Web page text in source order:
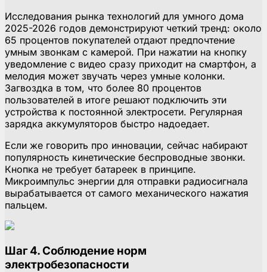
Исследования рынка технологий для умного дома
2025-2026 годов демонстрируют четкий тренд: около
65 процентов покупателей отдают предпочтение
умным звонкам с камерой. При нажатии на кнопку
уведомление с видео сразу приходит на смартфон, а
мелодия может звучать через умные колонки.
Загвоздка в том, что более 80 процентов
пользователей в итоге решают подключить эти
устройства к постоянной электросети. Регулярная
зарядка аккумуляторов быстро надоедает.
Если же говорить про инновации, сейчас набирают
популярность кинетические беспроводные звонки.
Кнопка не требует батареек в принципе.
Микроимпульс энергии для отправки радиосигнала
вырабатывается от самого механического нажатия
пальцем.
Шаг 4. Соблюдение норм
электробезопасности